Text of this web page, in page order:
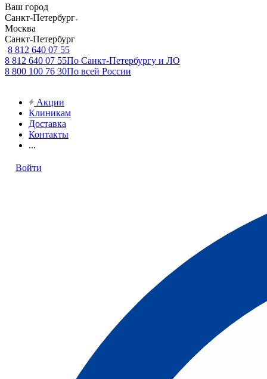
Ваш город
Санкт-Петербург
Москва
Санкт-Петербург
8 812 640 07 55
8 812 640 07 55По Санкт-Петербургу и ЛО
8 800 100 76 30По всей России
Акции
Клиникам
Доставка
Контакты
...
Войти